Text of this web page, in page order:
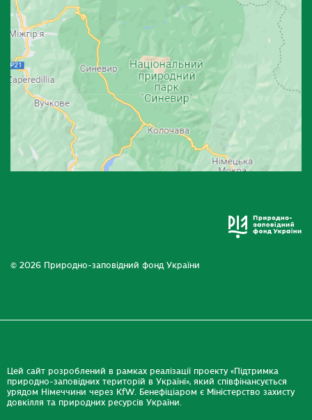
© 2026 Природно-заповідний фонд України
Цей сайт розроблений в рамках реалізації проекту «Підтримка
природно-заповідних територій в Україні», який співфінансується
урядом Німеччини через KfW. Бенефіціаром є Міністерство захисту
довкілля та природних ресурсів України.